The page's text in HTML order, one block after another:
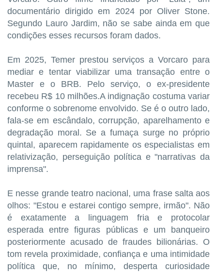
documentário dirigido em 2024 por Oliver Stone.
Segundo Lauro Jardim, não se sabe ainda em que
condições esses recursos foram dados.
Em 2025, Temer prestou serviços a Vorcaro para
mediar e tentar viabilizar uma transação entre o
Master e o BRB. Pelo serviço, o ex-presidente
recebeu R$ 10 milhões.A indignação costuma variar
conforme o sobrenome envolvido. Se é o outro lado,
fala-se em escândalo, corrupção, aparelhamento e
degradação moral. Se a fumaça surge no próprio
quintal, aparecem rapidamente os especialistas em
relativização, perseguição política e "narrativas da
imprensa".
E nesse grande teatro nacional, uma frase salta aos
olhos: "Estou e estarei contigo sempre, irmão". Não
é exatamente a linguagem fria e protocolar
esperada entre figuras públicas e um banqueiro
posteriormente acusado de fraudes bilionárias. O
tom revela proximidade, confiança e uma intimidade
política que, no mínimo, desperta curiosidade